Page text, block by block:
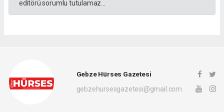
editörü sorumlu tutulamaz...
Gebze Hürses Gazetesi
gebzehursesgazetesi@gmail.com